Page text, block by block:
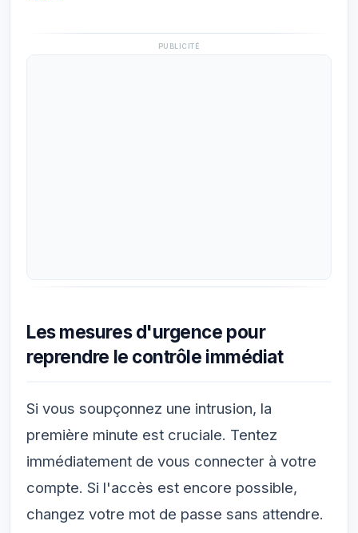
PUBLICITÉ
Les mesures d'urgence pour
reprendre le contrôle immédiat
Si vous soupçonnez une intrusion, la
première minute est cruciale. Tentez
immédiatement de vous connecter à votre
compte. Si l'accès est encore possible,
changez votre mot de passe sans attendre.